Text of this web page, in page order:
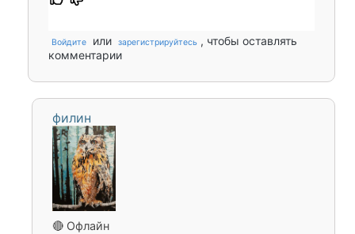
Войдите или зарегистрируйтесь , чтобы оставлять
комментарии
филин
🔴 Офлайн